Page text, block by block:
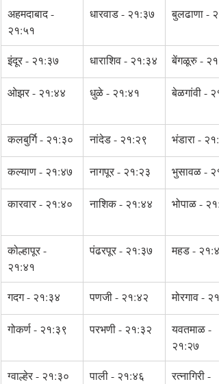
अहमदाबाद -
२१:५१
धारवाड - २१:३७ बुलढाणा -
इंदूर - २१:३७ धाराशिव - २१:३४ बेंगळूरु -
ओझर - २१:४४ धुळे - २१:४१ बेळगांवी -
कलबुर्गि - २१:३० नांदेड - २१:२९ भंडारा -
कल्याण - २१:४७ नागपूर - २१:२३ भुसावळ -
कारवार - २१:४० नाशिक - २१:४४ भोपाळ -
कोल्हापूर -
२१:४१
पंढरपूर - २१:३७ महड - २१:४६
गदग - २१:३४ पणजी - २१:४२ मोरगाव -
गोकर्ण - २१:३९ परभणी - २१:३२
यवतमाळ -
२१:२७
ग्वाल्हेर - २१:३० पाली - २१:४६
रत्नागिरी -